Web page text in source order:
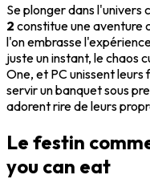
Se plonger dans l'univers
2 constitue une aventure
l'on embrasse
juste un instant, le chaos
One, et PC unissent
servir un banquet sous
adorent rire de leurs
Le festin
you can eat